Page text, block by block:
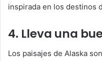
inspirada en los destinos
4. Lleva una
Los paisajes de Alaska